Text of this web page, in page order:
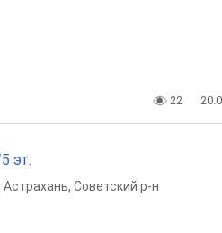
22
эт.
Астрахань, Советский р-н